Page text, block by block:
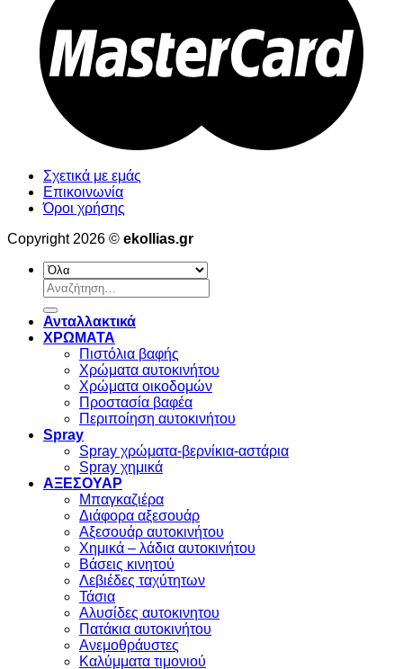
Σχετικά με εμάς
Επικοινωνία
Όροι χρήσης
Copyright 2026 © ekollias.gr
Αναζήτηση
για:
Ανταλλακτικά
ΧΡΩΜΑΤΑ
Πιστόλια βαφής
Χρώματα αυτοκινήτου
Χρώματα οικοδομών
Προστασία βαφέα
Περιποίηση αυτοκινήτου
Spray
Spray χρώματα-βερνίκια-αστάρια
Spray χημικά
ΑΞΕΣΟΥΑΡ
Μπαγκαζιέρα
Διάφορα αξεσουάρ
Αξεσουάρ αυτοκινήτου
Χημικά – λάδια αυτοκινήτου
Βάσεις κινητού
Λεβιέδες ταχύτητων
Τάσια
Αλυσίδες αυτοκινητου
Πατάκια αυτοκινήτου
Ανεμοθράυστες
Καλύμματα τιμονιού